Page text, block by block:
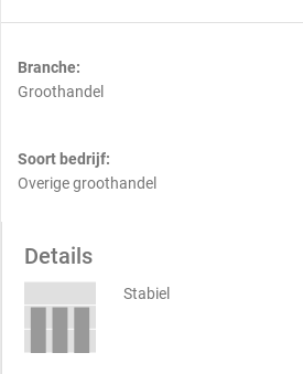
Branche:
Groothandel
Soort bedrijf:
Overige groothandel
Details
Stabiel